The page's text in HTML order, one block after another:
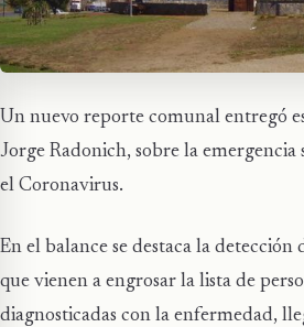
Un nuevo reporte comunal entregó
Jorge Radonich, sobre la emergencia
el Coronavirus.
En el balance se destaca la detección
que vienen a engrosar la lista de
diagnosticadas con la enfermedad,